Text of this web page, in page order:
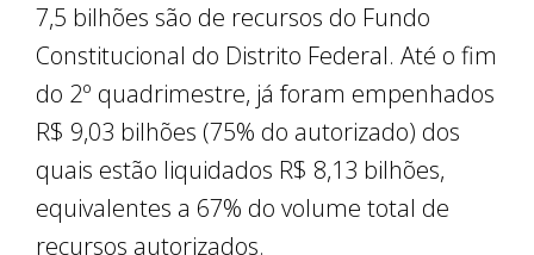
7,5 bilhões são de recursos do Fundo
Constitucional do Distrito Federal. Até o fim
do 2º quadrimestre, já foram empenhados
R$ 9,03 bilhões (75% do autorizado) dos
quais estão liquidados R$ 8,13 bilhões,
equivalentes a 67% do volume total de
recursos autorizados.